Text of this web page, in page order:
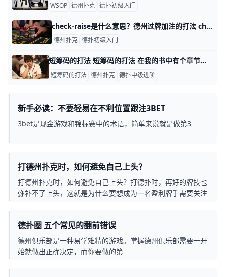
WSOP 德州扑克 德扑初级入门
check-raise是什么意思？德州过牌加注的打法 check-raise是什么意思？德州过牌加注的打法 有些德扑玩家在牌桌上不时会遭到对手的猛烈攻击，不禁会怀疑自己是不是表现得太弱了，才使得对
德州扑克 德扑初级入门
短筹码的打法 短筹码的打法 在我的书中有个章节名叫——玩深筹码，通常适用于$5-$10级别以及更高级别的游戏，如果你想打好中高级别的游戏，那么你必须要掌握玩
短筹码的打法 德州扑克 德扑中级进阶
新手必读：不要轻易在不利位置跟注3BET
3bet是现金游戏和锦标赛中的术语，简单来说就是做第3
打德州扑克时，如何避免自己上头？
打德州扑克时，如何避免自己上头？打德扑时，再好的牌技也
弥补不了上头，这就是为什么要想成为一名盈利牌手需要关注
德扑圈 五个常见的翻前错误
德州俱乐部是一种易学难精的游戏。掌握德州俱乐部需要一开
始就做出正确决定，而你要做的第